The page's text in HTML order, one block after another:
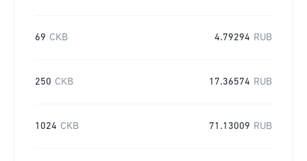
69 CKB 4.79294 RUB
250 CKB 17.36574 RUB
1024 CKB 71.13009 RUB